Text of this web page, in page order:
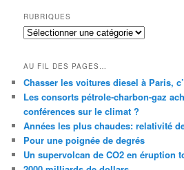
RUBRIQUES
RUBRIQUES
AU FIL DES PAGES…
Chasser les voitures diesel à Paris,
Les consorts pétrole-charbon-gaz
conférences sur le climat ?
Années les plus chaudes: relativité
Pour une poignée de degrés
Un supervolcan de CO2 en éruption